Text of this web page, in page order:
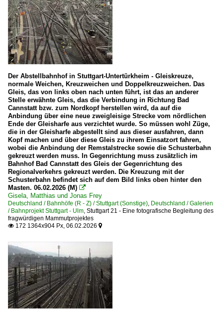
Der Abstellbahnhof in Stuttgart-Untertürkheim - Gleiskreuze,
normale Weichen, Kreuzweichen und Doppelkreuzweichen. Das
Gleis, das von links oben nach unten führt, ist das an anderer
Stelle erwähnte Gleis, das die Verbindung in Richtung Bad
Cannstatt bzw. zum Nordkopf herstellen wird, da auf die
Anbindung über eine neue zweigleisige Strecke vom nördlichen
Ende der Gleisharfe aus verzichtet wurde. So müssen wohl Züge,
die in der Gleisharfe abgestellt sind aus dieser ausfahren, dann
Kopf machen und über diese Gleis zu ihrem Einsatzort fahren,
wobei die Anbindung der Remstalstrecke sowie die Schusterbahn
gekreuzt werden muss. In Gegenrichtung muss zusätzlich im
Bahnhof Bad Cannstatt des Gleis der Gegenrichtung des
Regionalverkehrs gekreuzt werden. Die Kreuzung mit der
Schusterbahn befindet sich auf dem Bild links oben hinter den
Masten. 06.02.2026 (M) 
Gisela, Matthias und Jonas Frey
Deutschland / Bahnhöfe (R - Z) / Stuttgart (Sonstige), Deutschland / Galerien
/ Bahnprojekt Stuttgart - Ulm, Stuttgart 21 - Eine fotografische Begleitung des
fragwürdigen Mammutprojektes
 172 1364x904 Px, 06.02.2026 